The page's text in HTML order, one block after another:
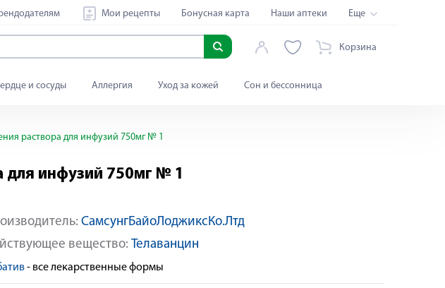
Мои рецепты Бонусная карта Наши аптеки Еще
Корзина
и сосуды Аллергия Уход за кожей Сон и бессонница
раствора для инфузий 750мг № 1
для инфузий 750мг № 1
СамсунгБайоЛоджиксКо.Лтд
вещество: Телаванцин
- все лекарственные формы